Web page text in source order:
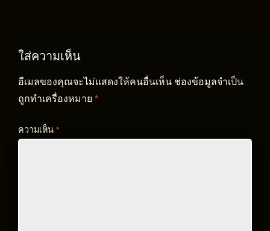
ใส่ความเห็น
อีเมลของคุณจะไม่แสดงให้คนอื่นเห็น ช่องข้อมูลจำเป็น
ถูกทำเครื่องหมาย *
ความเห็น *